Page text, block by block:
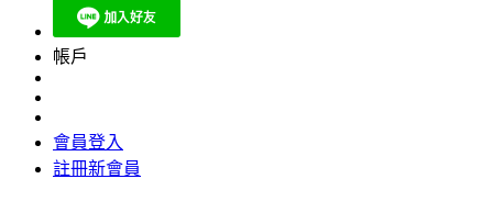
帳戶
會員登入
註冊新會員